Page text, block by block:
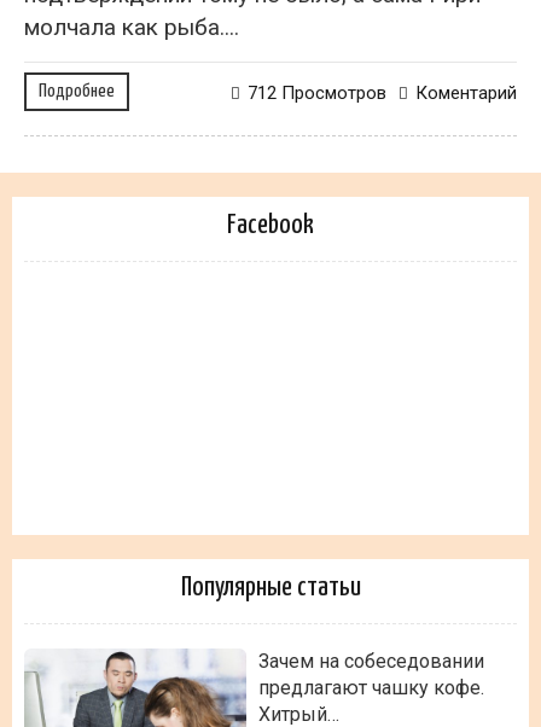
молчала как рыба....
Подробнее Коментарий
712 Просмотров
Facebook
Популярные статьи
Зачем на собеседовании
предлагают чашку кофе.
Хитрый…